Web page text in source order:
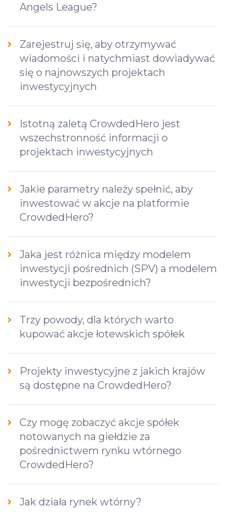
Angels League?
Zarejestruj się, aby otrzymywać
wiadomości i natychmiast dowiadywać
się o najnowszych projektach
inwestycyjnych
Istotną zaletą CrowdedHero jest
wszechstronność informacji o
projektach inwestycyjnych
Jakie parametry należy spełnić, aby
inwestować w akcje na platformie
CrowdedHero?
Jaka jest różnica między modelem
inwestycji pośrednich (SPV) a modelem
inwestycji bezpośrednich?
Trzy powody, dla których warto
kupować akcje łotewskich spółek
Projekty inwestycyjne z jakich krajów
są dostępne na CrowdedHero?
Czy mogę zobaczyć akcje spółek
notowanych na giełdzie za
pośrednictwem rynku wtórnego
CrowdedHero?
Jak działa rynek wtórny?